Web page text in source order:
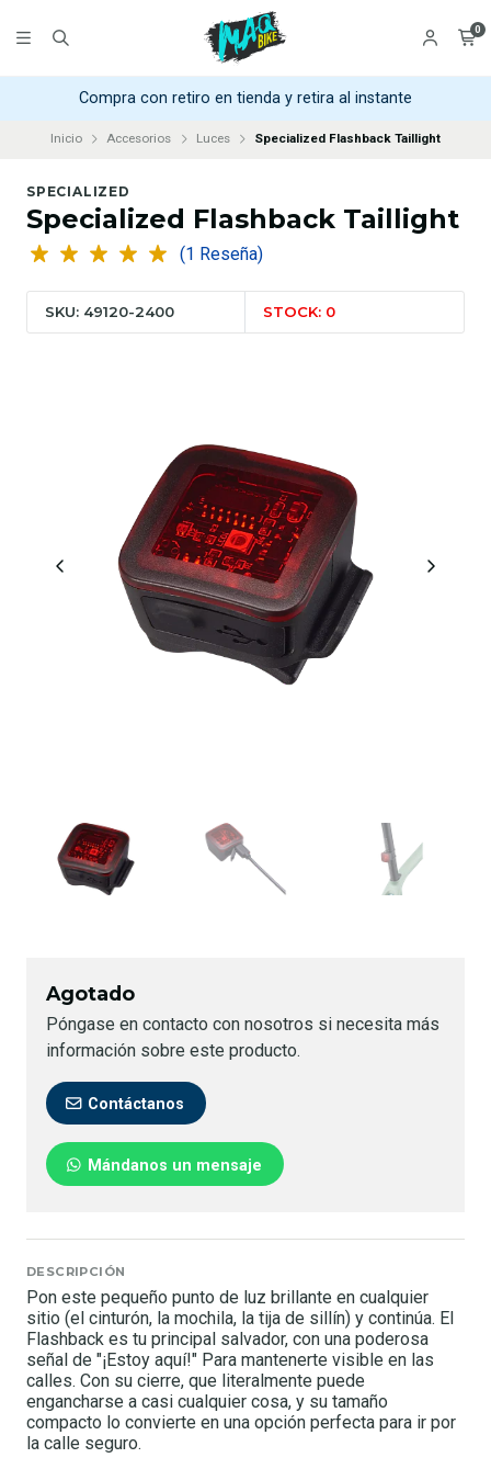
0
Compra con retiro en tienda y retira al instante
Inicio Accesorios Luces Specialized Flashback Taillight
SPECIALIZED
Specialized Flashback Taillight
(1 Reseña)
SKU: 49120-2400 STOCK: 0
Agotado
Póngase en contacto con nosotros si necesita más
información sobre este producto.
Contáctanos
Mándanos un mensaje
DESCRIPCIÓN
Pon este pequeño punto de luz brillante en cualquier
sitio (el cinturón, la mochila, la tija de sillín) y continúa. El
Flashback es tu principal salvador, con una poderosa
señal de "¡Estoy aquí!" Para mantenerte visible en las
calles. Con su cierre, que literalmente puede
engancharse a casi cualquier cosa, y su tamaño
compacto lo convierte en una opción perfecta para ir por
la calle seguro.